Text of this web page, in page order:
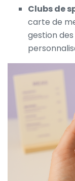
Clubs de
carte de
gestion